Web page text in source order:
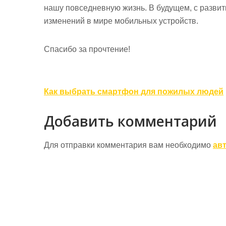
нашу повседневную жизнь. В будущем, с
изменений в мире мобильных устройств.
Спасибо за прочтение!
Навигация
записям
Как выбрать смартфон для пожилых людей
Добавить комментарий
Для отправки комментария вам необходимо